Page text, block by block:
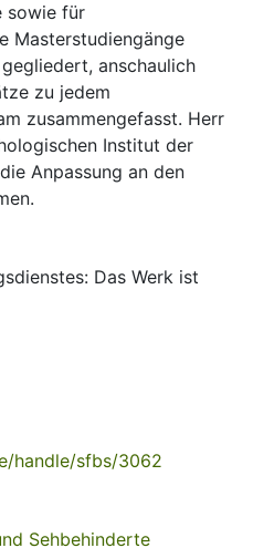
sowie für
Masterstudiengänge
anschaulich
zu jedem
zusammengefasst. Herr
Institut der
Anpassung an den
Das Werk ist
handle/sfbs/3062
Sehbehinderte